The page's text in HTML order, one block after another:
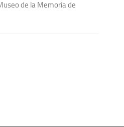
de la Memoria de